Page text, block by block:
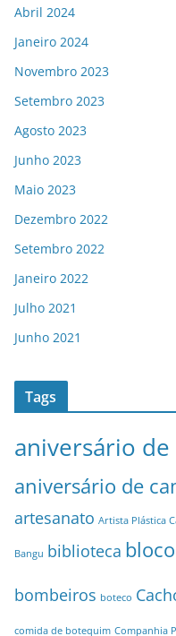
Abril 2024
Janeiro 2024
Novembro 2023
Setembro 2023
Agosto 2023
Junho 2023
Maio 2023
Dezembro 2022
Setembro 2022
Janeiro 2022
Julho 2021
Junho 2021
Tags
aniversário
aniversário de
artesanato Artista Plástica
Bangu biblioteca bloco
bombeiros boteco
comida de botequim Companhia